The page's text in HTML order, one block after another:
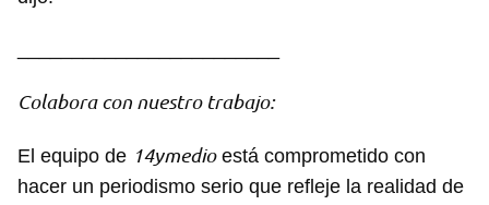
Colabora con nuestro trabajo:
El equipo de 14ymedioestá comprometido con
hacer un periodismo serio que refleje la realidad de